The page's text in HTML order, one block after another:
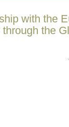
with
the
.